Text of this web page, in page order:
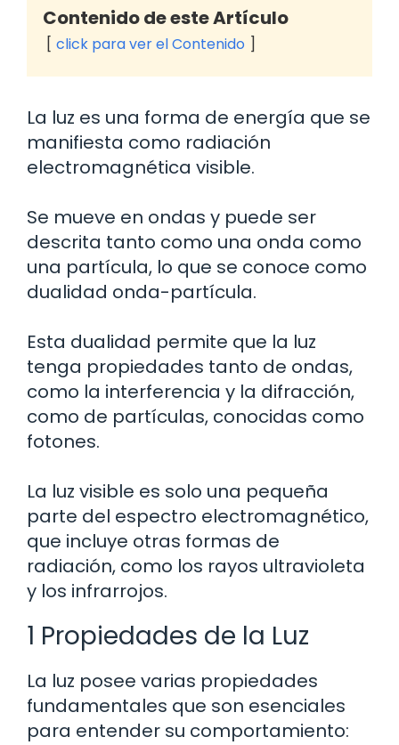
Contenido de este Artículo
click para ver el Contenido
La luz es una forma de energía que se
manifiesta como radiación
electromagnética visible.
Se mueve en ondas y puede ser
descrita tanto como una onda como
una partícula, lo que se conoce como
dualidad onda-partícula.
Esta dualidad permite que la luz
tenga propiedades tanto de ondas,
como la interferencia y la difracción,
como de partículas, conocidas como
fotones.
La luz visible es solo una pequeña
parte del espectro electromagnético,
que incluye otras formas de
radiación, como los rayos ultravioleta
y los infrarrojos.
1 Propiedades de la Luz
La luz posee varias propiedades
fundamentales que son esenciales
para entender su comportamiento: